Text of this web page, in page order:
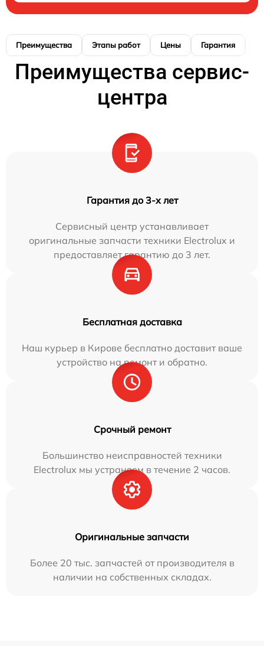
Преимущества Этапы работ Цены Гарантия
Преимущества сервис-
центра
Гарантия до 3-х лет
Сервисный центр устанавливает
оригинальные запчасти техники Electrolux и
предоставляет гарантию до 3 лет.
Бесплатная доставка
Наш курьер в Кирове бесплатно доставит ваше
устройство на ремонт и обратно.
Срочный ремонт
Большинство неисправностей техники
Electrolux мы устраняем в течение 2 часов.
Оригинальные запчасти
Более 20 тыс. запчастей от производителя в
наличии на собственных складах.